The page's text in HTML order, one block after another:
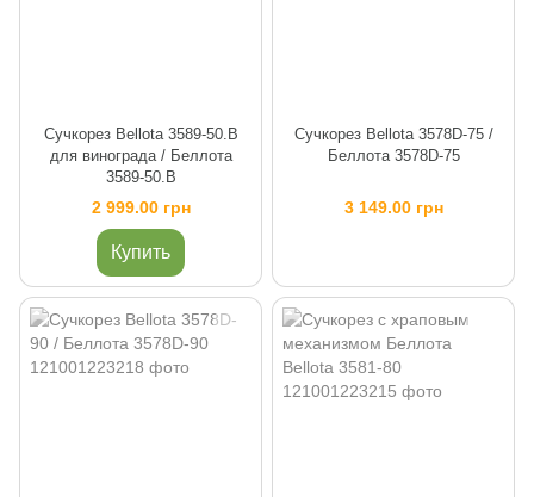
Сучкорез Bellota 3589-50.B
для винограда / Беллота
3589-50.B
2 999.00 грн
Купить
Сучкорез Bellota 3578D-75 /
Беллота 3578D-75
3 149.00 грн